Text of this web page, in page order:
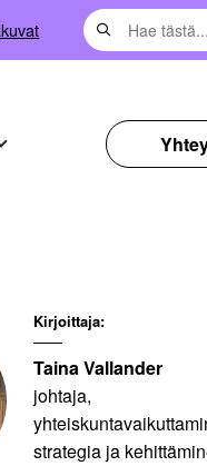
Kirjoittaja:
Taina Vallander
johtaja,
strategia ja